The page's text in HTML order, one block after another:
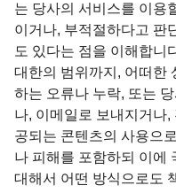
는 당사의 서비스를 이용
이거나, 부적절하다고 판
도 있다는 점을 이해합니
대한의 범위까지, 어떠한
하는 오류나 누락, 또는
나, 이메일로 보내지거나,
공되는 콘텐츠의 사용으
나 피해를 포함하되 이에
대해서 어떤 방식으로도